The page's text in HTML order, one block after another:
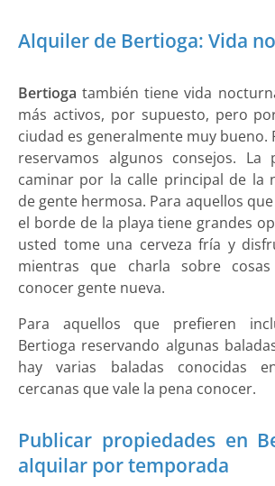
Alquiler de Bertioga: Vida
Bertioga también tiene vida
más activos, por supuesto, pero
ciudad es generalmente muy bueno.
reservamos algunos consejos.
caminar por la calle principal de la
de gente hermosa. Para aquellos
el borde de la playa tiene grandes
usted tome una cerveza fría y
mientras que charla sobre
conocer gente nueva.
Para aquellos que prefieren
Bertioga reservando algunas
hay varias baladas conocidas
cercanas que vale la pena conocer.
Publicar propiedades en
alquilar por temporada